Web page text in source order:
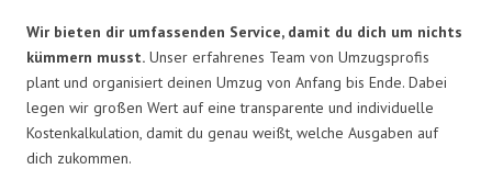
Wir bieten dir umfassenden Service, damit du dich um nichts
kümmern musst. Unser erfahrenes Team von Umzugsprofis
plant und organisiert deinen Umzug von Anfang bis Ende. Dabei
legen wir großen Wert auf eine transparente und individuelle
Kostenkalkulation, damit du genau weißt, welche Ausgaben auf
dich zukommen.